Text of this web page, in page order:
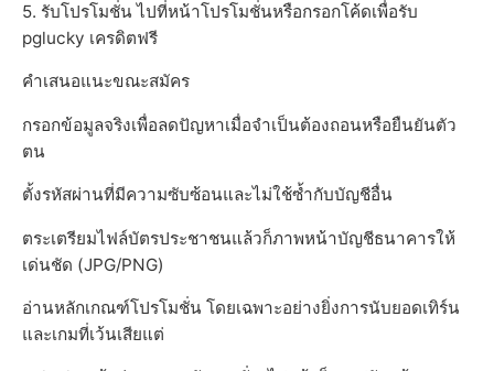
5. รับโปรโมชั่น ไปที่หน้าโปรโมชั่นหรือกรอกโค้ดเพื่อรับ
pglucky เครดิตฟรี
คำเสนอแนะขณะสมัคร
กรอกข้อมูลจริงเพื่อลดปัญหาเมื่อจำเป็นต้องถอนหรือยืนยันตัว
ตน
ตั้งรหัสผ่านที่มีความซับซ้อนและไม่ใช้ซ้ำกับบัญชีอื่น
ตระเตรียมไฟล์บัตรประชาชนแล้วก็ภาพหน้าบัญชีธนาคารให้
เด่นชัด (JPG/PNG)
อ่านหลักเกณฑ์โปรโมชั่น โดยเฉพาะอย่างยิ่งการนับยอดเทิร์น
และเกมที่เว้นเสียแต่